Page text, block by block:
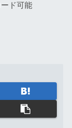
ド可能